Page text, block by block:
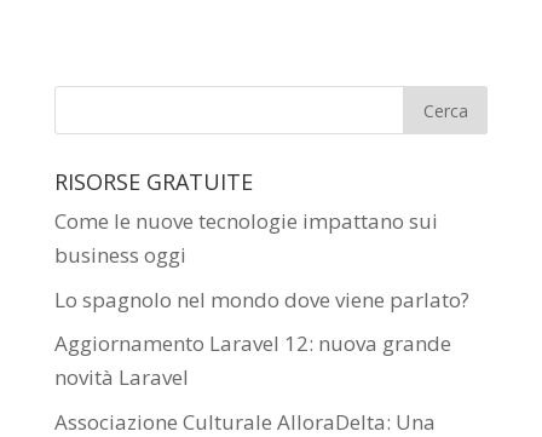
RISORSE GRATUITE
Come le nuove tecnologie impattano sui
business oggi
Lo spagnolo nel mondo dove viene parlato?
Aggiornamento Laravel 12: nuova grande
novità Laravel
Associazione Culturale AlloraDelta: Una